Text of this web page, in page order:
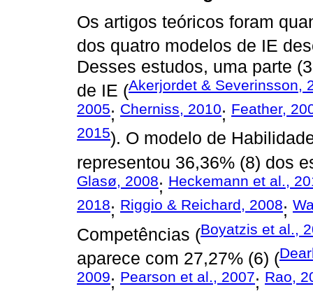
Os artigos teóricos foram
dos quatro modelos de IE
Desses estudos, uma parte
de IE (Akerjordet & Severinsson,
2005; Cherniss, 2010; Feather,
2015). O modelo de
representou 36,36% (8) dos
Glasø, 2008; Heckemann et al.,
2018; Riggio & Reichard, 2008;
Competências (Boyatzis et al.,
aparece com 27,27% (6) (
2009; Pearson et al., 2007; Rao,